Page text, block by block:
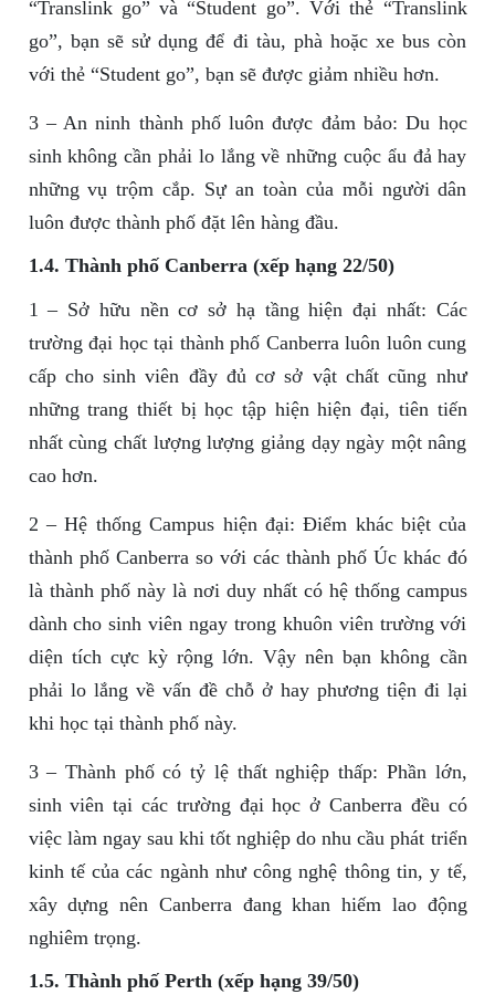
“Translink go” và “Student go”. Với thẻ “Translink
go”, bạn sẽ sử dụng để đi tàu, phà hoặc xe bus còn
với thẻ “Student go”, bạn sẽ được giảm nhiều hơn.
3 – An ninh thành phố luôn được đảm bảo: Du học
sinh không cần phải lo lắng về những cuộc ẩu đả hay
những vụ trộm cắp. Sự an toàn của mỗi người dân
luôn được thành phố đặt lên hàng đầu.
1.4. Thành phố Canberra (xếp hạng 22/50)
1 – Sở hữu nền cơ sở hạ tầng hiện đại nhất: Các
trường đại học tại thành phố Canberra luôn luôn cung
cấp cho sinh viên đầy đủ cơ sở vật chất cũng như
những trang thiết bị học tập hiện hiện đại, tiên tiến
nhất cùng chất lượng lượng giảng dạy ngày một nâng
cao hơn.
2 – Hệ thống Campus hiện đại: Điểm khác biệt của
thành phố Canberra so với các thành phố Úc khác đó
là thành phố này là nơi duy nhất có hệ thống campus
dành cho sinh viên ngay trong khuôn viên trường với
diện tích cực kỳ rộng lớn. Vậy nên bạn không cần
phải lo lắng về vấn đề chỗ ở hay phương tiện đi lại
khi học tại thành phố này.
3 – Thành phố có tỷ lệ thất nghiệp thấp: Phần lớn,
sinh viên tại các trường đại học ở Canberra đều có
việc làm ngay sau khi tốt nghiệp do nhu cầu phát triển
kinh tế của các ngành như công nghệ thông tin, y tế,
xây dựng nên Canberra đang khan hiếm lao động
nghiêm trọng.
1.5. Thành phố Perth (xếp hạng 39/50)